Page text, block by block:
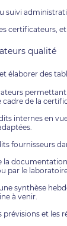
suivi
certificateurs,
qualité
élaborer des
cadre de la
internes en
fournisseurs
la
par le
synthèse
à venir.
prévisions et les